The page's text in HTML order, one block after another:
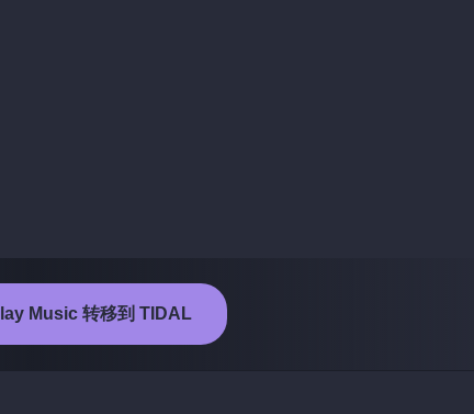
Music 转移到 TIDAL